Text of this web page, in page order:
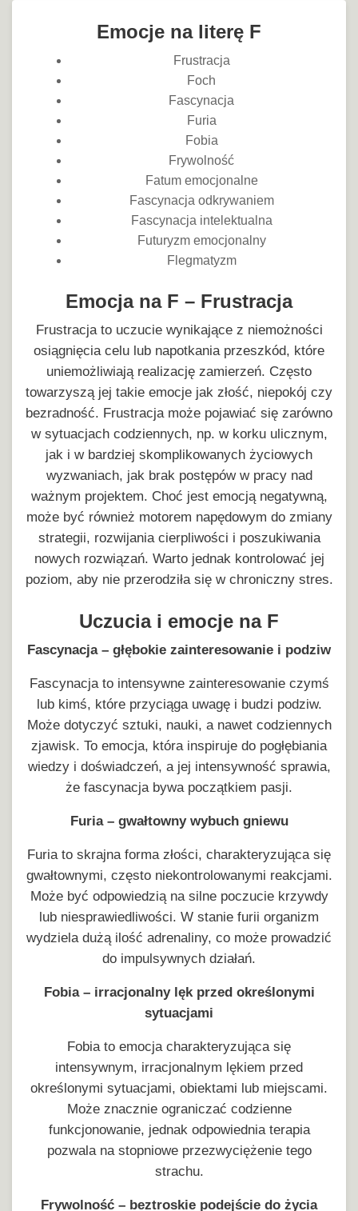
Emocje na literę F
Frustracja
Foch
Fascynacja
Furia
Fobia
Frywolność
Fatum emocjonalne
Fascynacja odkrywaniem
Fascynacja intelektualna
Futuryzm emocjonalny
Flegmatyzm
Emocja na F – Frustracja
Frustracja to uczucie wynikające z niemożności
osiągnięcia celu lub napotkania przeszkód, które
uniemożliwiają realizację zamierzeń. Często
towarzyszą jej takie emocje jak złość, niepokój czy
bezradność. Frustracja może pojawiać się zarówno
w sytuacjach codziennych, np. w korku ulicznym,
jak i w bardziej skomplikowanych życiowych
wyzwaniach, jak brak postępów w pracy nad
ważnym projektem. Choć jest emocją negatywną,
może być również motorem napędowym do zmiany
strategii, rozwijania cierpliwości i poszukiwania
nowych rozwiązań. Warto jednak kontrolować jej
poziom, aby nie przerodziła się w chroniczny stres.
Uczucia i emocje na F
Fascynacja – głębokie zainteresowanie i podziw
Fascynacja to intensywne zainteresowanie czymś
lub kimś, które przyciąga uwagę i budzi podziw.
Może dotyczyć sztuki, nauki, a nawet codziennych
zjawisk. To emocja, która inspiruje do pogłębiania
wiedzy i doświadczeń, a jej intensywność sprawia,
że fascynacja bywa początkiem pasji.
Furia – gwałtowny wybuch gniewu
Furia to skrajna forma złości, charakteryzująca się
gwałtownymi, często niekontrolowanymi reakcjami.
Może być odpowiedzią na silne poczucie krzywdy
lub niesprawiedliwości. W stanie furii organizm
wydziela dużą ilość adrenaliny, co może prowadzić
do impulsywnych działań.
Fobia – irracjonalny lęk przed określonymi
sytuacjami
Fobia to emocja charakteryzująca się
intensywnym, irracjonalnym lękiem przed
określonymi sytuacjami, obiektami lub miejscami.
Może znacznie ograniczać codzienne
funkcjonowanie, jednak odpowiednia terapia
pozwala na stopniowe przezwyciężenie tego
strachu.
Frywolność – beztroskie podejście do życia